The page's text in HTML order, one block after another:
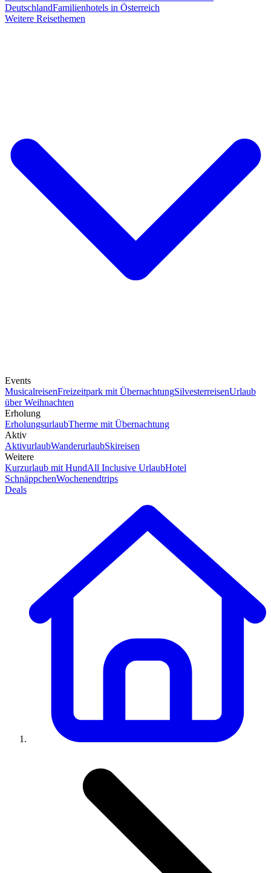
DeutschlandFamilienhotels in Österreich
Weitere Reisethemen
Events
MusicalreisenFreizeitpark mit ÜbernachtungSilvesterreisenUrlaub
über Weihnachten
Erholung
ErholungsurlaubTherme mit Übernachtung
Aktiv
AktivurlaubWanderurlaubSkireisen
Weitere
Kurzurlaub mit HundAll Inclusive UrlaubHotel
SchnäppchenWochenendtrips
Deals